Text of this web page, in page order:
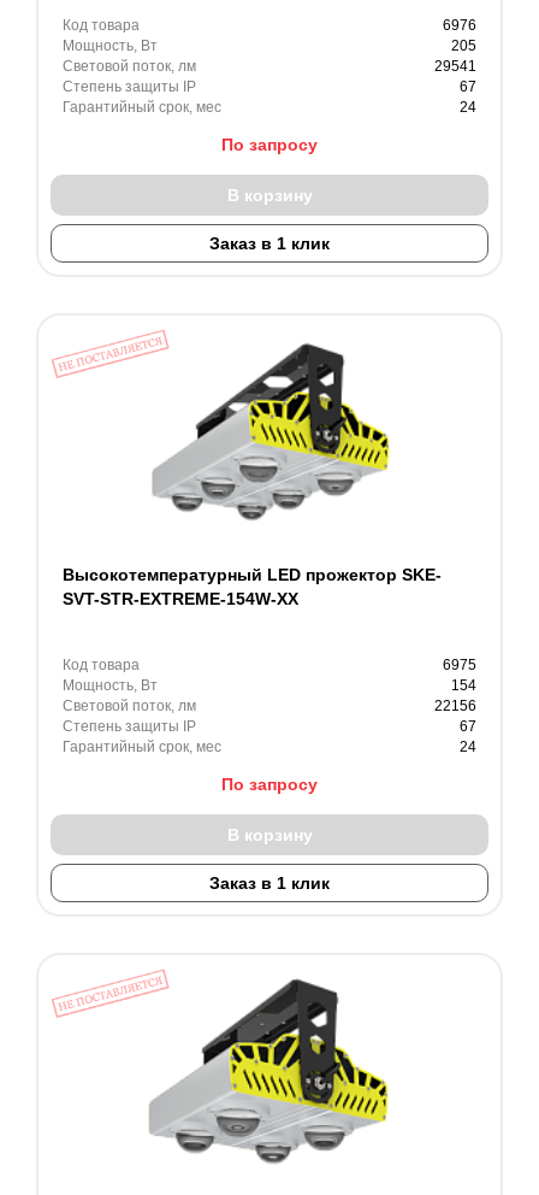
Код товара
6976
Мощность, Вт
205
Световой поток, лм
29541
Степень защиты IP
67
Гарантийный срок, мес
24
По запросу
В корзину
Заказ в 1 клик
Высокотемпературный LED прожектор SKE-
SVT-STR-EXTREME-154W-XX
Код товара
6975
Мощность, Вт
154
Световой поток, лм
22156
Степень защиты IP
67
Гарантийный срок, мес
24
По запросу
В корзину
Заказ в 1 клик